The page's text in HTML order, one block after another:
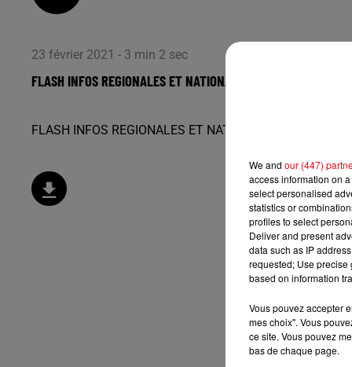
23 février 2021 - 3 min 2 sec
FLASH INFOS REGIONALES ET NATIONALES DU MARDI 23
FLASH INFOS REGIONALES ET NATIONALES DU MARDI
We and our (447)
access information on
select personalised
statistics or
profiles to select
Deliver and present
data such as IP
requested; Use precise
based on information
Vous pouvez accepter
mes choix". Vous
ce site. Vous pouvez
bas de chaque page.